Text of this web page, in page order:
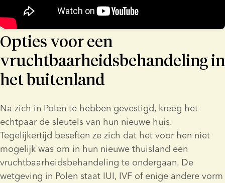
Opties voor een
vruchtbaarheidsbehandeling in
het buitenland
Na zich in Polen te hebben gevestigd, kreeg het
echtpaar de sleutels van hun nieuwe huis.
Tegelijkertijd beseften ze zich dat het voor hen niet
mogelijk was om in hun nieuwe thuisland een
vruchtbaarheidsbehandeling te ondergaan. De
wetgeving in Polen staat IUI, IVF of enige andere vorm